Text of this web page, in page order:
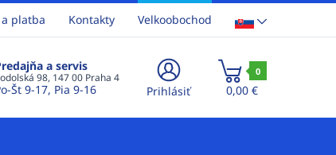
platba Kontakty Velkoobochod
a servis
98, 147 00 Praha 4
Št 9-17, Pia 9-16 Prihlásiť
0
0,00 €